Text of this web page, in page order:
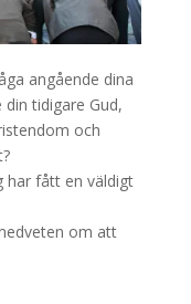
angående dina
tidigare Gud,
och
har fått en väldigt
om att